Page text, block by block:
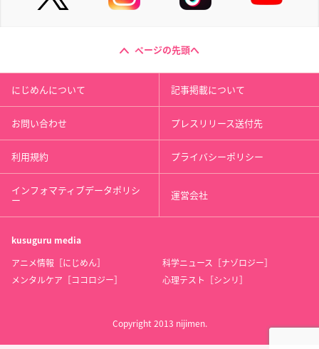
ページの先頭へ
にじめんについて 記事掲載について
お問い合わせ プレスリリース送付先
利用規約 プライバシーポリシー
インフォマティブデータポリシ
ー 運営会社
kusuguru media
アニメ情報［にじめん］
科学ニュース［ナゾロジー］
メンタルケア［ココロジー］
心理テスト［シンリ］
Copyright 2013 nijimen.